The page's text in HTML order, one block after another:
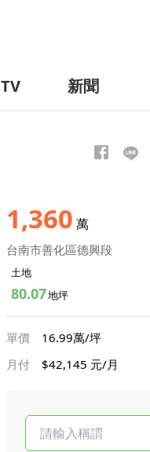
TV 新聞
1,360 萬
台南市善化區德興段
土地
80.07地坪
單價
16.99萬/坪
月付
$42,145 元/月